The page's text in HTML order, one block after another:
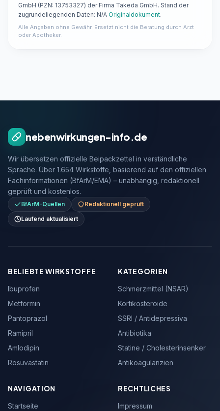
GmbH (PZN: 13753327) der Firma Takeda GmbH. Stand der
zugrundeliegenden Daten: N/A Originaldokument.
Alle Angaben ohne Gewähr. Ersetzt nicht die Beratung durch Arzt
oder Apotheker.
nebenwirkungen-info.de
Wir übersetzen offizielle Beipackzettel in verständliche
Sprache. Über 1.654 Wirkstoffe, basierend auf den offiziellen
Fachinformationen (BfArM/EMA) – unabhängig, redaktionell
geprüft und kostenlos.
BfArM-Quellen
Redaktionell geprüft
Laufend aktualisiert
BELIEBTE WIRKSTOFFE
Ibuprofen
Metformin
Pantoprazol
Ramipril
Amlodipin
Rosuvastatin
KATEGORIEN
Schmerzmittel (NSAR)
Kortikosteroide
SSRI / Antidepressiva
Antibiotika
Statine / Cholesterinsenker
Antikoagulanzien
NAVIGATION
Startseite
RECHTLICHES
Impressum